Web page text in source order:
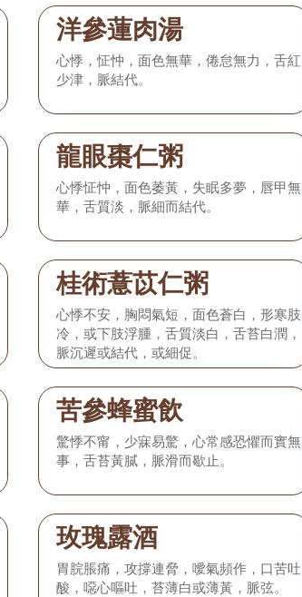
洋參蓮肉湯
心悸，怔忡，面色無華，倦怠無力，舌紅
少津，脈結代。
龍眼棗仁粥
心悸怔忡，面色萎黃，失眠多夢，唇甲無
華，舌質淡，脈細而結代。
桂術薏苡仁粥
心悸不安，胸悶氣短，面色蒼白，形寒肢
冷，或下肢浮腫，舌質淡白，舌苔白潤，
脈沉遲或結代，或細促。
苦參蜂蜜飲
驚悸不甯，少寐易驚，心常感恐懼而實無
事，舌苔黃膩，脈滑而歇止。
玫瑰露酒
胃脘脹痛，攻撐連脅，噯氣頻作，口苦吐
酸，噁心嘔吐，苔薄白或薄黃，脈弦。